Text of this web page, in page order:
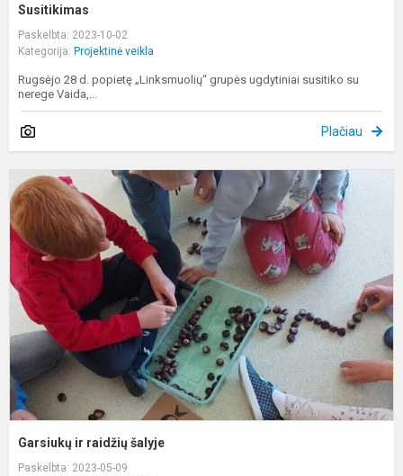
Susitikimas
Paskelbta: 2023-10-02
Kategorija: Projektinė veikla
Rugsėjo 28 d. popietę „Linksmuolių“ grupės ugdytiniai susitiko su
nerege Vaida,...
Plačiau
Garsiukų ir raidžių šalyje
Paskelbta: 2023-05-09